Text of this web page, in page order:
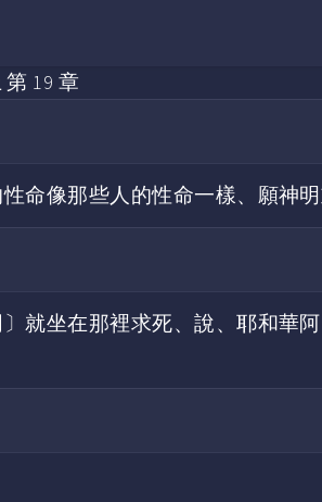
第 19 章
命像那些人的性命一樣、願神明
就坐在那裡求死、說、耶和華